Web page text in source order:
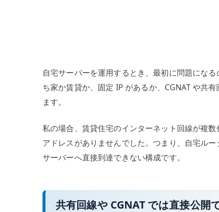
自宅サーバーを運用するとき、最初に問題にな
ち家か賃貸か、固定 IP があるか、CGNAT や共
ます。
私の場合、賃貸住宅のインターネット回線が複
アドレスがありませんでした。つまり、自宅ル
サーバーへ直接到達できない構成です。
共有回線や CGNAT では直接公開